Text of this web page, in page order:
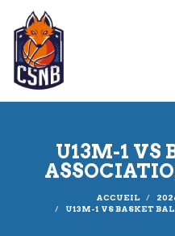
U13M-1 VS
ACCUEIL
U13M-1 VS BASKET
Panneau de gestion des cookies